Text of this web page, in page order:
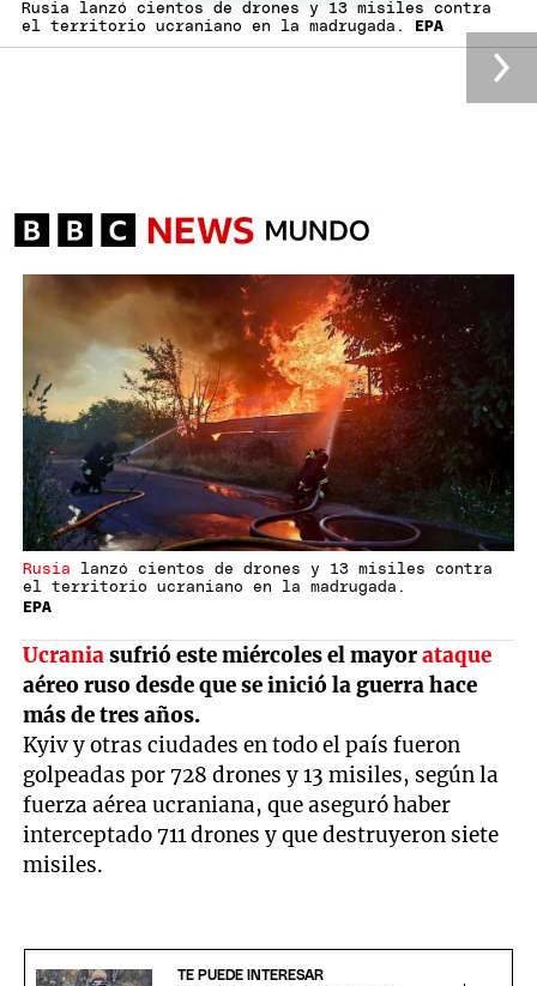
Rusia lanzó cientos de drones y 13 misiles contra
el territorio ucraniano en la madrugada.
EPA
EPA
Rusia lanzó cientos de drones y 13 misiles contra
el territorio ucraniano en la madrugada.
Ucraniasufrió este miércoles el mayorataque
aéreo ruso desde que se inició la guerra hace
más de tres años.
Kyiv y otras ciudades en todo el país fueron
golpeadas por 728 drones y 13 misiles, según la
fuerza aérea ucraniana, que aseguró haber
interceptado 711 drones y que destruyeron siete
misiles.
TE PUEDE INTERESAR